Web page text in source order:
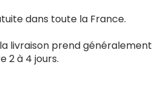
dans toute la France.
livraison prend généralement
2 à 4 jours.